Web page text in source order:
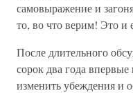
самовыражение и
то, во что верим! Это и
После длительного
сорок два года
изменить убеждения и